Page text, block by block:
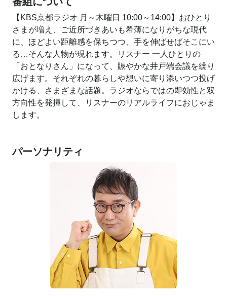
【KBS京都ラジオ 月～木曜日 10:00～14:00】おひとり
さまが増え、ご近所づきあいも希薄になりがちな現代
に、ほどよい距離感を保ちつつ、手を伸ばせばそこにい
る…そんな人物が現れます。リスナー 一人ひとりの
「おとなりさん」になって、賑やかな井戸端会議を繰り
広げます。それぞれの暮らしや想いに寄り添いつつ投げ
かける、さまざまな話題。ラジオならではの即効性と双
方向性を発揮して、リスナーのリアルライフにおじゃま
します。
パーソナリティ